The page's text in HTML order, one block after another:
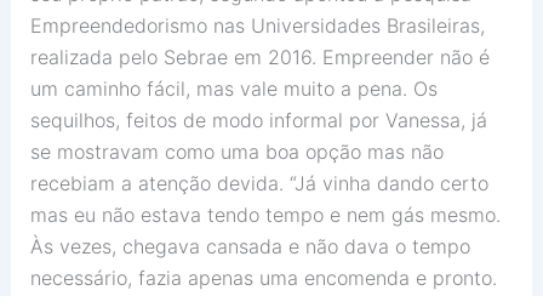
Empreendedorismo nas Universidades Brasileiras,
realizada pelo Sebrae em 2016. Empreender não é
um caminho fácil, mas vale muito a pena. Os
sequilhos, feitos de modo informal por Vanessa, já
se mostravam como uma boa opção mas não
recebiam a atenção devida. “Já vinha dando certo
mas eu não estava tendo tempo e nem gás mesmo.
Às vezes, chegava cansada e não dava o tempo
necessário, fazia apenas uma encomenda e pronto.